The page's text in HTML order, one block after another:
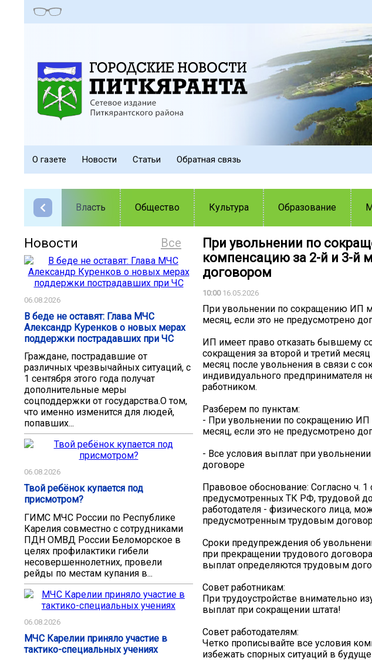
О газете Новости Статьи Обратная связь
Власть Общество Культура Образование
Все
Новости
06.08.2026
В беде не оставят: Глава МЧС
Александр Куренков о новых мерах
поддержки пострадавших при ЧС
Граждане, пострадавшие от
различных чрезвычайных ситуаций, с
1 сентября этого года получат
дополнительные меры
соцподдержки от государства.О том,
что именно изменится для людей,
попавших...
06.08.2026
Твой ребёнок купается под
присмотром?
ГИМС МЧС России по Республике
Карелия совместно с сотрудниками
ПДН ОМВД России Беломорское в
целях профилактики гибели
несовершеннолетних, провели
рейды по местам купания в...
06.08.2026
МЧС Карелии приняло участие в
тактико-специальных учениях
При увольнении по
компенсацию за 2-й и 3-й
договором
10:0016.05.2026
При увольнении по сокращению ИП
месяц, если это не предусмотрено
ИП имеет право отказать бывшему
сокращения за второй и третий
месяц после увольнения в связи с
индивидуального предпринимателя
работником.
Разберем по пунктам:
- При увольнении по сокращению ИП
месяц, если это не предусмотрено
- Все условия выплат при
договоре
Правовое обоснование: Согласно ч.
предусмотренных ТК РФ, трудовой
работодателя - физического лица,
предусмотренным трудовым
Сроки предупреждения об
при прекращении трудового
выплат определяются трудовым
Совет работникам:
При трудоустройстве внимательно
выплат при сокращении штата!
Совет работодателям:
Четко прописывайте все условия
избежать спорных ситуаций в